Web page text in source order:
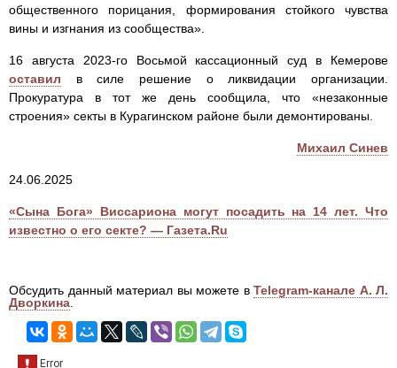
общественного порицания, формирования стойкого чувства
вины и изгнания из сообщества».
16 августа 2023-го Восьмой кассационный суд в Кемерове
оставил в силе решение о ликвидации организации.
Прокуратура в тот же день сообщила, что «незаконные
строения» секты в Курагинском районе были демонтированы.
Михаил Синев
24.06.2025
«Сына Бога» Виссариона могут посадить на 14 лет. Что
известно о его секте? — Газета.Ru
Обсудить данный материал вы можете в Telegram-канале А. Л.
Дворкина.